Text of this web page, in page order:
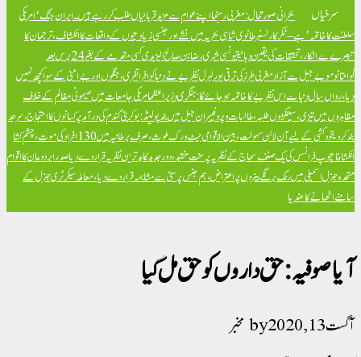
سرخیاں بحرانی صورتحال: مغربی رہنما اپنے عوام سے مزید قربانیاں طلب کر رہے ہیں۔ایران جنگ ‘امریکی
سلطنت کا خاتمہ’ ہے – ٹکر کارلسنبرطانوی شاہی بحریہ میں نشے اور جنسی زیادتیوں کے واقعات کا انکشاف، ترجمان کا
تبصرے سے انکار، تحقیقات کی یقین دہانی
تیونسی شہری رضا بن صالح الیزیدی کسی مقدمے کے بغیر 24 برس بعد
گوانتانوموبے جیل سے آزادمغربی طرز کی ترقی اور لبرل نظریے نے دنیا کو افراتفری، جنگوں اور بےامنی کے سوا کچھ نہیں
دیا، رواں سال دنیا سے اس نظریے کا خاتمہ ہو جائے گا: ہنگری وزیراعظمامریکی جامعات میں صیہونی مظالم کے خلاف
مظاہروں میں تیزی، سینکڑوں طلبہ، طالبات و پروفیسران جیل میں بندپولینڈ: یوکرینی گندم کی درآمد پر کسانوں کا احتجاج، سرحد
بند کر دی
خود کشی کے لیے آن لائن سہولت، بین الاقوامی نیٹ ورک ملوث، صرف برطانیہ میں 130 افراد کی موت، چشم کشا
انکشافاتپوپ فرانسس کی یک صنف سماج کے نظریہ پر سخت تنقید، دور جدید کا بدترین نظریہ قرار دے دیاصدر ایردوعان کا اقوام
متحدہ جنرل اسمبلی میں رنگ برنگے بینروں پر اعتراض، ہم جنس پرستی سے مشابہہ قرار دے دیا، معاملہ سیکرٹری جنرل کے
سامنے اٹھانے کا عندیا
آیا صوفیہ: حق داروں کو حق مل گیا
آگست 13, 2020 مخبر